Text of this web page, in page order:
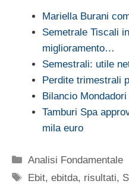
Mariella Burani
Semetrale Tiscali
miglioramento…
Semestrali: utile
Perdite trimestrali
Bilancio Mondadori
Tamburi Spa
mila euro
Categorie
Analisi Fondamentale
Tag
Ebit,ebitda, risultati,